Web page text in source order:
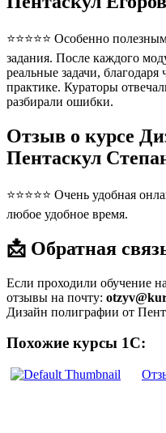
⭐⭐⭐⭐⭐ Особенно
задания. После каждого
реальные задачи, благодаря
практике. Кураторы
разбирали ошибки.
Отзыв о курсе
Пентаскул
⭐⭐⭐⭐⭐ Очень удобная
любое удобное время.
📩 Обратная
Если проходили обучение
отзывы на почту:
Дизайн полиграфии от
Похожие курсы 1С: